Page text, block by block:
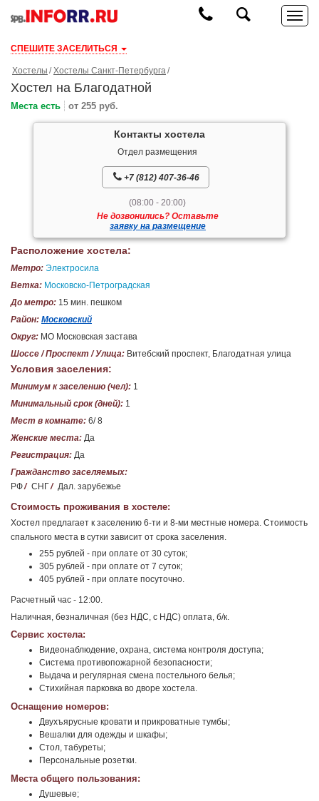
СПЕШИТЕ ЗАСЕЛИТЬСЯ
Хостелы Хостелы Санкт-Петербурга
Хостел на Благодатной
Места есть от 255 руб.
Контакты хостела
Отдел размещения
+7 (812) 407-36-46
(08:00 - 20:00)
Не дозвонились? Оставьте
заявку на размещение
Расположение хостела:
Метро: Электросила
Ветка: Московско-Петроградская
До метро: 15 мин. пешком
Район: Московский
Округ: МО Московская застава
Шоссе / Проспект / Улица: Витебский проспект, Благодатная улица
Условия заселения:
Минимум к заселению (чел): 1
Минимальный срок (дней): 1
Мест в комнате: 6/ 8
Женские места: Да
Регистрация: Да
Гражданство заселяемых:
РФ/ СНГ/ Дал. зарубежье
Стоимость проживания в хостеле:
Хостел предлагает к заселению 6-ти и 8-ми местные номера. Стоимость
спального места в сутки зависит от срока заселения.
255 рублей - при оплате от 30 суток;
305 рублей - при оплате от 7 суток;
405 рублей - при оплате посуточно.
Расчетный час - 12:00.
Наличная, безналичная (без НДС, с НДС) оплата, б/к.
Сервис хостела:
Видеонаблюдение, охрана, система контроля доступа;
Система противопожарной безопасности;
Выдача и регулярная смена постельного белья;
Стихийная парковка во дворе хостела.
Оснащение номеров:
Двухъярусные кровати и прикроватные тумбы;
Вешалки для одежды и шкафы;
Стол, табуреты;
Персональные розетки.
Места общего пользования:
Душевые;